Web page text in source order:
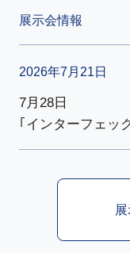
展示会情報
2026年7月21日
7月28日
｢インターフェッ